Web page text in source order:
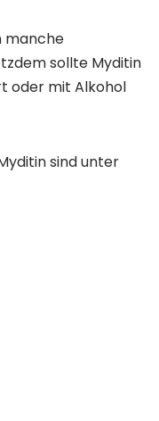
manche
sollte Myditin
oder mit Alkohol
sind unter